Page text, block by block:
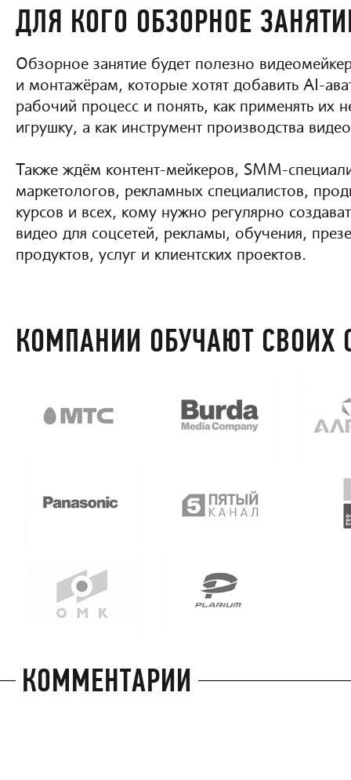
ДЛЯ КОГО ОБЗОРНОЕ
Обзорное занятие будет полезно
и монтажёрам, которые хотят добавить AI-
рабочий процесс и понять, как применять их
игрушку, а как инструмент производства
Также ждём контент-мейкеров, SMM-
маркетологов, рекламных специалистов,
курсов и всех, кому нужно регулярно
видео для соцсетей, рекламы, обучения,
продуктов, услуг и клиентских проектов.
КОМПАНИИ ОБУЧАЮТ СВОИХ
КОММЕНТАРИИ